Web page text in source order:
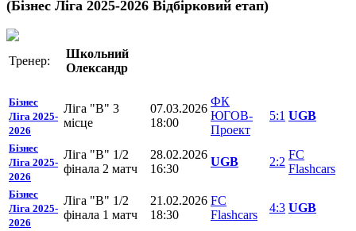
(Бізнес Ліга 2025-2026 Відбірковий етап)
Тренер:
Школьний
Олександр
Бізнес
Ліга 2025-
2026
Ліга "В" 3
місце
07.03.2026
18:00
ФК
ЮГОВ-
Проект
5:1 UGB
Бізнес
Ліга 2025-
2026
Ліга "В" 1/2
фінала 2 матч
28.02.2026
16:30
UGB 2:2
FC
Flashcars
Бізнес
Ліга 2025-
2026
Ліга "В" 1/2
фінала 1 матч
21.02.2026
18:30
FC
Flashcars
4:3 UGB